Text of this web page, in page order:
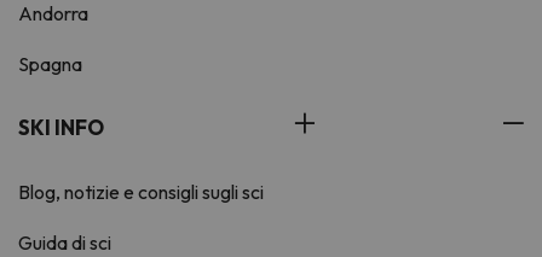
Andorra
Spagna
SKI INFO
Blog, notizie e consigli sugli sci
Guida di sci